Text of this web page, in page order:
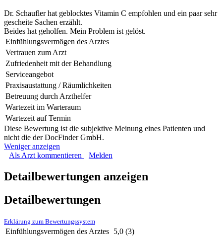
Dr. Schaufler hat geblocktes Vitamin C empfohlen und ein paar sehr
gescheite Sachen erzählt.
Beides hat geholfen. Mein Problem ist gelöst.
Einfühlungsvermögen des Arztes
Vertrauen zum Arzt
Zufriedenheit mit der Behandlung
Serviceangebot
Praxisaustattung / Räumlichkeiten
Betreuung durch Arzthelfer
Wartezeit im Warteraum
Wartezeit auf Termin
Diese Bewertung ist die subjektive Meinung eines Patienten und
nicht die der DocFinder GmbH.
Weniger anzeigen
Als Arzt kommentieren
Melden
Detailbewertungen anzeigen
Detailbewertungen
Erklärung zum Bewertungssystem
Einfühlungsvermögen des Arztes 5,0 (3)